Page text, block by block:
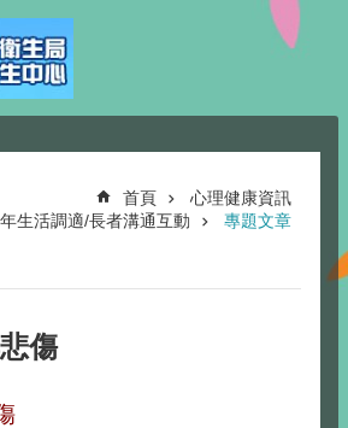
首頁
心理健康資訊
生活調適/長者溝通互動
專題文章
傷